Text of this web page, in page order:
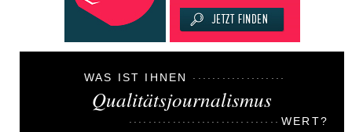
WAS IST IHNEN
Qualitätsjournalismus
WERT?